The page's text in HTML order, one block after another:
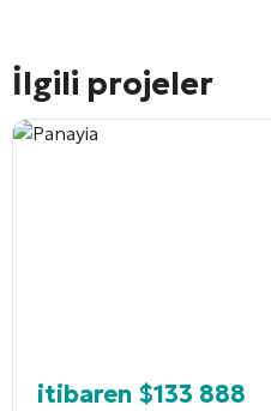
İlgili projeler
itibaren $133 888